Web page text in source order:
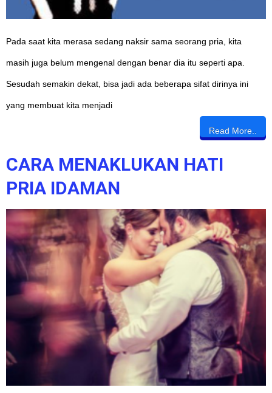
Pada saat kita merasa sedang naksir sama seorang pria, kita
masih juga belum mengenal dengan benar dia itu seperti apa.
Sesudah semakin dekat, bisa jadi ada beberapa sifat dirinya ini
yang membuat kita menjadi
Read More..
CARA MENAKLUKAN HATI
PRIA IDAMAN